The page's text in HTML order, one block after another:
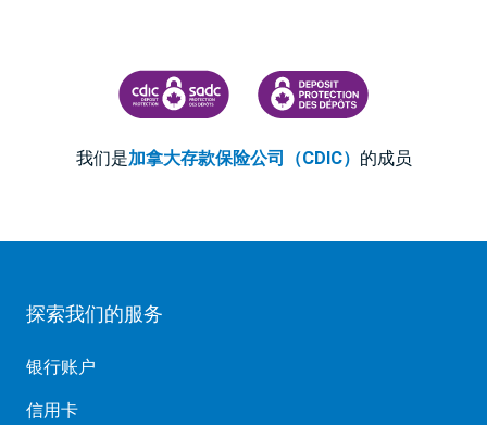
加拿大存款保险公司 CDIC PROTECTING YOUR
我们是加拿大存款保险公司（CDIC） 的成员
探索我们的服务
银行账户
信用卡